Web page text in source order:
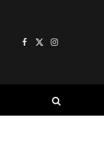
Facebook
X
Instagram